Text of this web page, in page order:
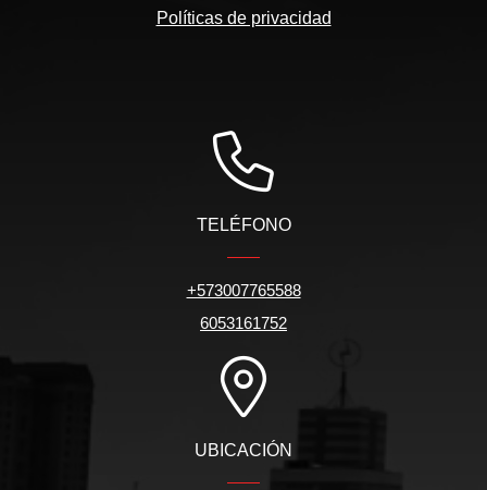
Políticas de privacidad
TELÉFONO
+573007765588
6053161752
UBICACIÓN